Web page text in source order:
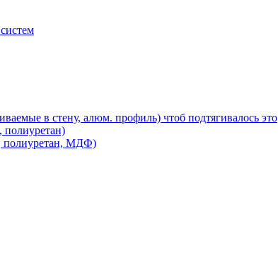
в стену, алюм. профиль) чтоб подтягивалось это
полиуретан)
полиуретан, МДФ)